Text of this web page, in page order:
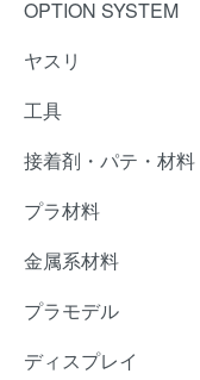
OPTION SYSTEM
ヤスリ
工具
接着剤・パテ・材料
プラ材料
金属系材料
プラモデル
ディスプレイ